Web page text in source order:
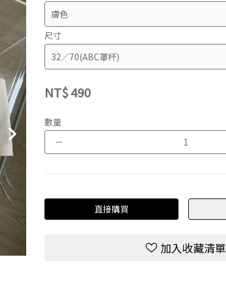
尺寸
NT$490
數量
－
直接購買
加入收藏清單